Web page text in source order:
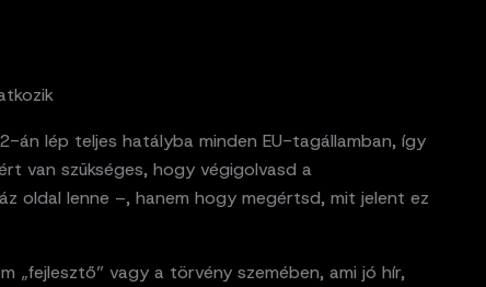
án lép teljes hatályba minden EU-tagállamban, így
van szükséges, hogy végigolvasd a
oldal lenne –, hanem hogy megértsd, mit jelent ez
„fejlesztő” vagy a törvény szemében, ami jó hír,